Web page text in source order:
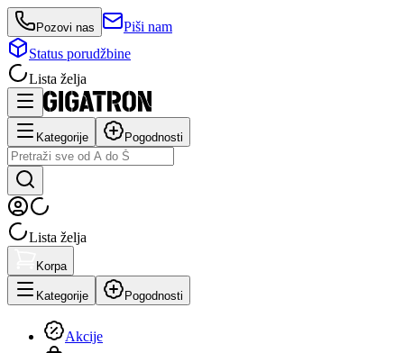
Pozovi nas
Piši nam
Status porudžbine
Lista želja
Kategorije Pogodnosti
Lista želja
Korpa
Kategorije Pogodnosti
Akcije